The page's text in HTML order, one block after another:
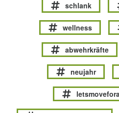
schlank
wellness
abwehrkräfte
neujahr